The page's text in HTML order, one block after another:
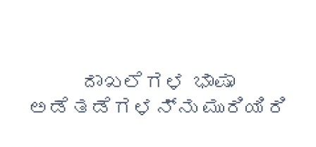
ದಾಖಲೆಗಳ ಭಾಷಾ
ಅಡೆತಡೆಗಳನ್ನು ಮುರಿಯಿರಿ